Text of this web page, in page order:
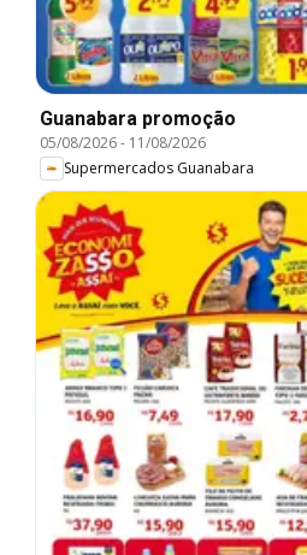
Guanabara promoção
05/08/2026- 11/08/2026
Supermercados Guanabara